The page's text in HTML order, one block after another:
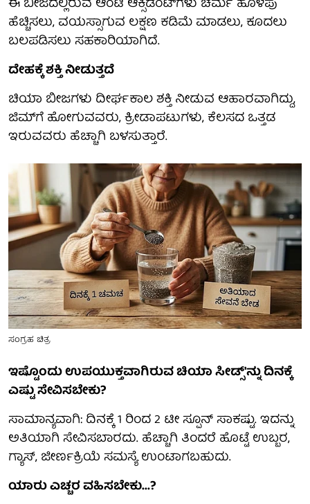
ಈ ಬೀಜದಲ್ಲಿರುವ ಆಂಟಿ ಆಕ್ಸಿಡೆಂಟ್‌ಗಳು ಚರ್ಮ ಹೊಳಪು
ಹೆಚ್ಚಿಸಲು, ವಯಸ್ಸಾಗುವ ಲಕ್ಷಣ ಕಡಿಮೆ ಮಾಡಲು, ಕೂದಲು
ಬಲಪಡಿಸಲು ಸಹಕಾರಿಯಾಗಿದೆ.
ದೇಹಕ್ಕೆ ಶಕ್ತಿ ನೀಡುತ್ತದೆ
ಚಿಯಾ ಬೀಜಗಳು ದೀರ್ಘಕಾಲ ಶಕ್ತಿ ನೀಡುವ ಆಹಾರವಾಗಿದ್ದು,
ಜಿಮ್‌ಗೆ ಹೋಗುವವರು, ಕ್ರೀಡಾಪಟುಗಳು, ಕೆಲಸದ ಒತ್ತಡ
ಇರುವವರು ಹೆಚ್ಚಾಗಿ ಬಳಸುತ್ತಾರೆ.
ಸಂಗ್ರಹ ಚಿತ್ರ
ಇಷ್ಟೊಂದು ಉಪಯುಕ್ತವಾಗಿರುವ ಚಿಯಾ ಸೀಡ್ಸ್'ನ್ನು ದಿನಕ್ಕೆ
ಎಷ್ಟು ಸೇವಿಸಬೇಕು?
ಸಾಮಾನ್ಯವಾಗಿ: ದಿನಕ್ಕೆ 1 ರಿಂದ 2 ಟೀ ಸ್ಪೂನ್ ಸಾಕಷ್ಟು. ಇದನ್ನು
ಅತಿಯಾಗಿ ಸೇವಿಸಬಾರದು. ಹೆಚ್ಚಾಗಿ ತಿಂದರೆ ಹೊಟ್ಟೆ ಉಬ್ಬರ,
ಗ್ಯಾಸ್, ಜೀರ್ಣಕ್ರಿಯೆ ಸಮಸ್ಯೆ ಉಂಟಾಗಬಹುದು.
ಯಾರು ಎಚ್ಚರ ವಹಿಸಬೇಕು...?